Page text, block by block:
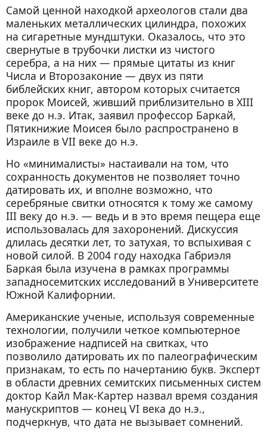
Самой ценной находкой археологов стали два
маленьких металлических цилиндра, похожих
на сигаретные мундштуки. Оказалось, что это
свернутые в трубочки листки из чистого
серебра, а на них — прямые цитаты из книг
Числа и Второзаконие — двух из пяти
библейских книг, автором которых считается
пророк Моисей, живший приблизительно в XIII
веке до н.э. Итак, заявил профессор Баркай,
Пятикнижие Моисея было распространено в
Израиле в VII веке до н.э.
Но «минималисты» настаивали на том, что
сохранность документов не позволяет точно
датировать их, и вполне возможно, что
серебряные свитки относятся к тому же самому
III веку до н.э. — ведь и в это время пещера еще
использовалась для захоронений. Дискуссия
длилась десятки лет, то затухая, то вспыхивая с
новой силой. В 2004 году находка Габриэля
Баркая была изучена в рамках программы
западносемитских исследований в Университете
Южной Калифорнии.
Американские ученые, используя современные
технологии, получили четкое компьютерное
изображение надписей на свитках, что
позволило датировать их по палеографическим
признакам, то есть по начертанию букв. Эксперт
в области древних семитских письменных систем
доктор Кайл Мак-Картер назвал время создания
манускриптов — конец VI века до н.э.,
подчеркнув, что дата не вызывает сомнений.